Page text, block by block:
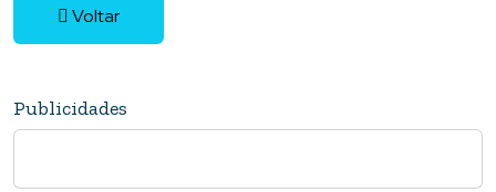
Voltar
Publicidades